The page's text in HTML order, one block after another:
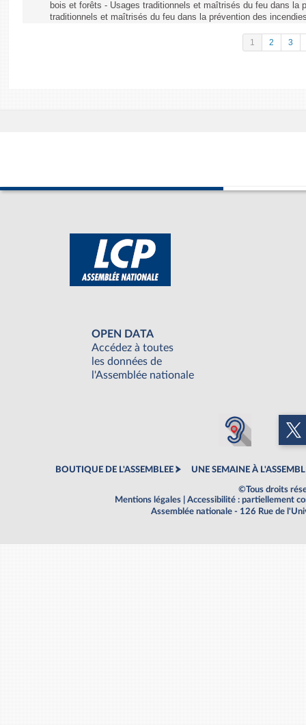
bois et forêts - Usages traditionnels et maîtrisés du feu dans la
traditionnels et maîtrisés du feu dans la prévention des
1 2 3
OPEN DATA
Accédez à toutes
les données de
l'Assemblée nationale
BOUTIQUE DE L'ASSEMBLEE UNE SEMAINE À
©Tous droits
Mentions légales
Accessibilité : partiellement
Assemblée nationale - 126 Rue de